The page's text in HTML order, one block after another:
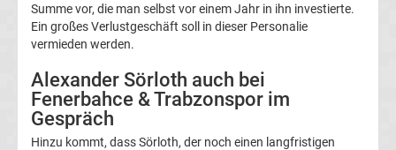
Transfergerüchte
1.
FC
Saarbrücken
Summe vor, die man selbst vor einem Jahr in ihn investierte.
Ein großes Verlustgeschäft soll in dieser Personalie
vermieden werden.
Alexander Sörloth auch bei
Fenerbahce & Trabzonspor im
Gespräch
Hinzu kommt, dass Sörloth, der noch einen langfristigen